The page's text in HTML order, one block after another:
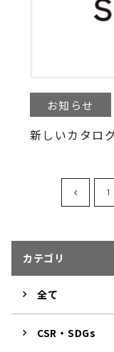
お知らせ
新しいカタロ
1
カテゴリ
全て
CSR・SDGs